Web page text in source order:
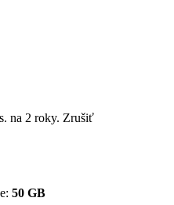
na 2 roky. Zrušiť
50 GB